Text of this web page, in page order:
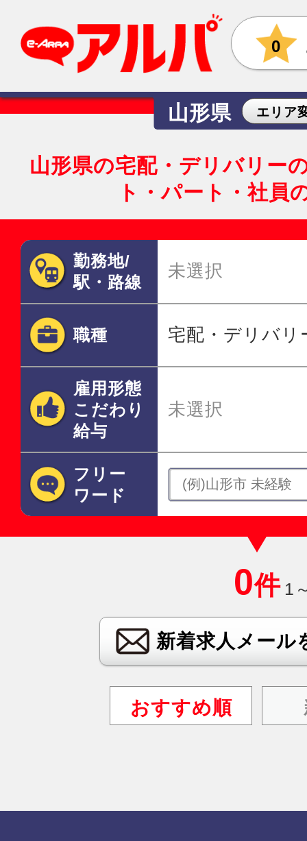
0
山形県 エリア
山形県の宅配・デリバリー
ト・パート・社員
勤務地/
駅・路線
未選択
職種 宅配・デリバリ
雇用形態
こだわり
給与
未選択
フリー
ワード
0件 1
新着求人メール
おすすめ順